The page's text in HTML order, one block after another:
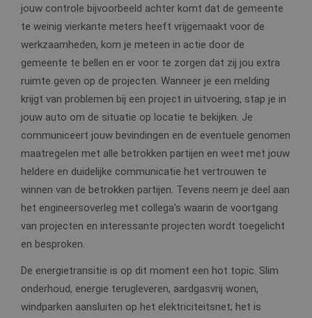
jouw controle bijvoorbeeld achter komt dat de gemeente
te weinig vierkante meters heeft vrijgemaakt voor de
werkzaamheden, kom je meteen in actie door de
gemeente te bellen en er voor te zorgen dat zij jou extra
ruimte geven op de projecten. Wanneer je een melding
krijgt van problemen bij een project in uitvoering, stap je in
jouw auto om de situatie op locatie te bekijken. Je
communiceert jouw bevindingen en de eventuele genomen
maatregelen met alle betrokken partijen en weet met jouw
heldere en duidelijke communicatie het vertrouwen te
winnen van de betrokken partijen. Tevens neem je deel aan
het engineersoverleg met collega's waarin de voortgang
van projecten en interessante projecten wordt toegelicht
en besproken.
De energietransitie is op dit moment een hot topic. Slim
onderhoud, energie terugleveren, aardgasvrij wonen,
windparken aansluiten op het elektriciteitsnet; het is